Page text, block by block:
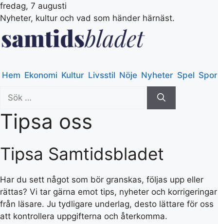
fredag, 7 augusti
Nyheter, kultur och vad som händer härnäst.
Hem Ekonomi Kultur Livsstil Nöje Nyheter Spel
Sök
efter:
Tipsa oss
Tipsa Samtidsbladet
Har du sett något som bör granskas, följas upp eller
rättas? Vi tar gärna emot tips, nyheter och korrigeringar
från läsare. Ju tydligare underlag, desto lättare för oss
att kontrollera uppgifterna och återkomma.